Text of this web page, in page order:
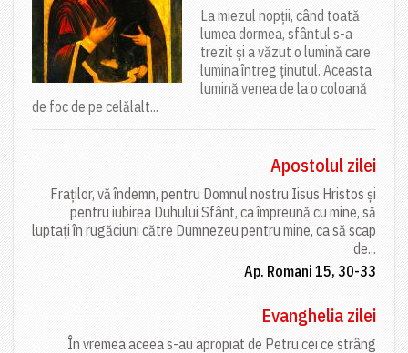
La miezul nopții, când toată
lumea dormea, sfântul s-a
trezit și a văzut o lumină care
lumina întreg ținutul. Aceasta
lumină venea de la o coloană
de foc de pe celălalt...
Apostolul zilei
Fraților, vă îndemn, pentru Domnul nostru Iisus Hristos și
pentru iubirea Duhului Sfânt, ca împreună cu mine, să
luptați în rugăciuni către Dumnezeu pentru mine, ca să scap
de...
Ap. Romani 15, 30-33
Evanghelia zilei
În vremea aceea s-au apropiat de Petru cei ce strâng